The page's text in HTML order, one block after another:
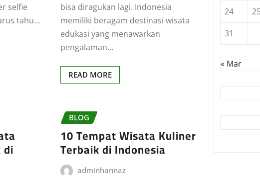
selfie
tahu…
bisa diragukan lagi. Indonesia
memiliki beragam destinasi wisata
edukasi yang menawarkan
pengalaman…
READ MORE
di
BLOG
10 Tempat Wisata Kuliner
Terbaik di Indonesia
adminhannaz
24
31
« Mar